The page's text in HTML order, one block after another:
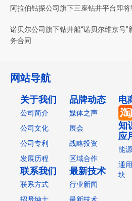
阿拉伯钻探公司旗下三座钻井平台即
诺贝尔公司旗下钻井船“诺贝尔维京号
务合同
网站导航
关于我们
公司简介
公司文化
公司专利
发展历程
联系我们
联系方式
品牌动态
媒体之声
展会
战略投资
区域合作
最新技术
行业新闻
电
知
应
能
通
块